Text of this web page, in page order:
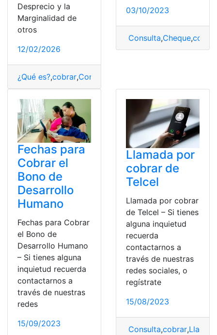
Desprecio y la
Marginalidad de
otros
12/02/2026
¿Qué es?,cobrar,Consulta
03/10/2023
Consulta,Cheque,cobrar
Fechas para
Cobrar el
Bono de
Desarrollo
Humano
Fechas para Cobrar
el Bono de
Desarrollo Humano
– Si tienes alguna
inquietud recuerda
contactarnos a
través de nuestras
redes
15/09/2023
Llamada por
cobrar de
Telcel
Llamada por cobrar
de Telcel – Si tienes
alguna inquietud
recuerda
contactarnos a
través de nuestras
redes sociales, o
regístrate
15/08/2023
Consulta,cobrar,